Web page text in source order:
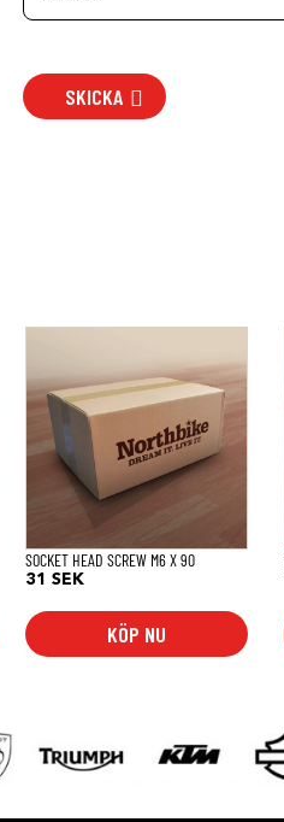
SKICKA
SOCKET HEAD SCREW M6 X 90
31SEK
KÖP NU